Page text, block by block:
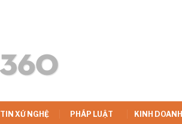
TIN XỨ NGHỆ PHÁP LUẬT KINH DOANH